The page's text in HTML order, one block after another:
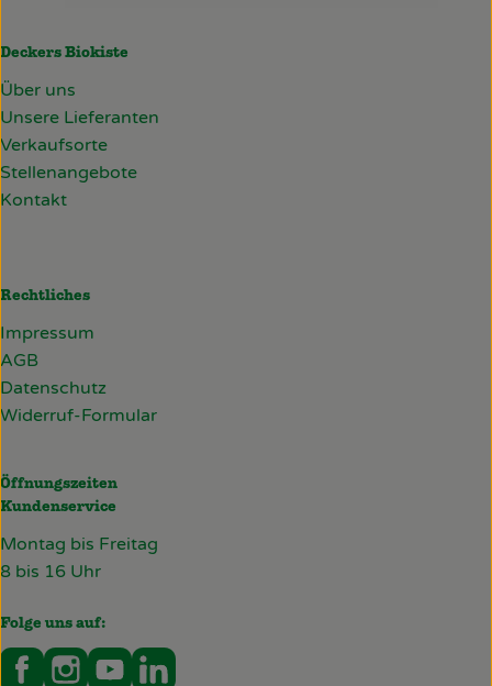
Deckers Biokiste
Über uns
Unsere Lieferanten
Verkaufsorte
Stellenangebote
Kontakt
Rechtliches
Impressum
AGB
Datenschutz
Widerruf-Formular
Öffnungszeiten
Kundenservice
Montag bis Freitag
8 bis 16 Uhr
Folge uns auf:
Externer Link zu https://www.facebook.com/
Externer Link zu https://www.instagram.com/
Externer Link zu https://
Externer Link zu https://